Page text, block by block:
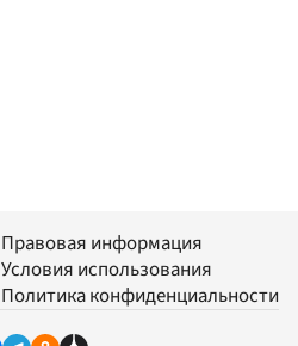
Правовая информация
Условия использования
Политика конфиденциальности